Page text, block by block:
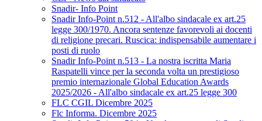
Snadir- Info Point
Snadir Info-Point n.512 - All'albo sindacale ex art.25
legge 300/1970. Ancora sentenze favorevoli ai docenti
di religione precari. Ruscica: indispensabile aumentare i
posti di ruolo
Snadir Info-Point n.513 - La nostra iscritta Maria
Raspatelli vince per la seconda volta un prestigioso
premio internazionale Global Education Awards
2025/2026 - All'albo sindacale ex art.25 legge 300
FLC CGIL Dicembre 2025
Flc Informa. Dicembre 2025